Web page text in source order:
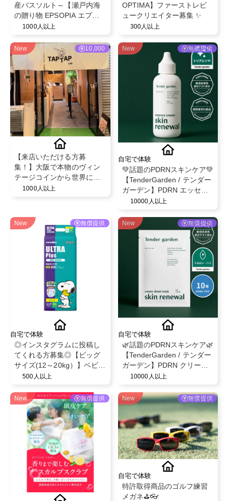
産バスソルト～【瀬戸内海
の贈り物 EPSOPIA エプソ
ピア】@EPSOPIA
1000人以上
OPTIMA】ファーストレビ
ュークリエイター募集 ✨
300人以上
New 10,000
【来店いただける方募
集！】大阪で本物のヴィン
テージコインから世界に一
つだけのリング💍
1000人以上
New 無償提供
自宅で体験
💚話題のPDRNスキンケア💚
【TenderGarden / テンダー
ガーデン】PDRN エッセン
スクリーム 80ml モニター募
10000人以上
New 無償提供
自宅で体験
◎インスタグラムに投稿し
てくれる方募集◎【ビッグ
サイズ(12～20kg）】ベビー
ザらス限定！ベビー紙おむ
イン◎ベビー育児用品◎
500人以上
New 無償提供
自宅で体験
🌿話題のPDRNスキンケア🌿
【TenderGarden / テンダー
ガーデン】PDRN クリーム
シートマスク 30g × 5枚 モ
10000人以上
New 無償提供 New 無償提供
自宅で体験
特許取得商品のゴルフ練習
メガネ⛳️👓